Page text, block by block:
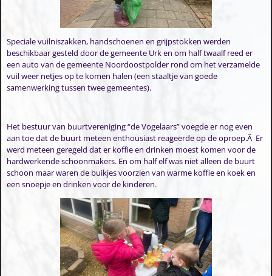
Speciale vuilniszakken, handschoenen en grijpstokken werden
beschikbaar gesteld door de gemeente Urk en om half twaalf reed er
een auto van de gemeente Noordoostpolder rond om het verzamelde
vuil weer netjes op te komen halen (een staaltje van goede
samenwerking tussen twee gemeentes).
Het bestuur van buurtvereniging “de Vogelaars” voegde er nog even
aan toe dat de buurt meteen enthousiast reageerde op de oproep.Â Er
werd meteen geregeld dat er koffie en drinken moest komen voor de
hardwerkende schoonmakers. En om half elf was niet alleen de buurt
schoon maar waren de buikjes voorzien van warme koffie en koek en
een snoepje en drinken voor de kinderen.